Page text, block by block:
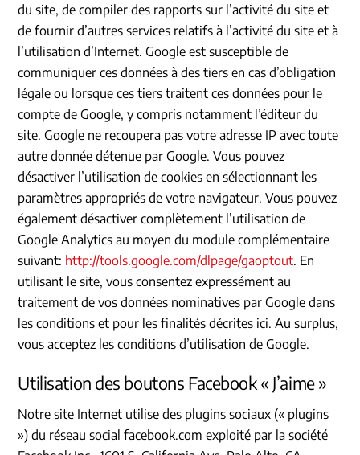
du site, de compiler des rapports sur l’activité du site et
de fournir d’autres services relatifs à l’activité du site et à
l’utilisation d’Internet. Google est susceptible de
communiquer ces données à des tiers en cas d’obligation
légale ou lorsque ces tiers traitent ces données pour le
compte de Google, y compris notamment l’éditeur du
site. Google ne recoupera pas votre adresse IP avec toute
autre donnée détenue par Google. Vous pouvez
désactiver l’utilisation de cookies en sélectionnant les
paramètres appropriés de votre navigateur. Vous pouvez
également désactiver complètement l’utilisation de
Google Analytics au moyen du module complémentaire
suivant: http://tools.google.com/dlpage/gaoptout. En
utilisant le site, vous consentez expressément au
traitement de vos données nominatives par Google dans
les conditions et pour les finalités décrites ici. Au surplus,
vous acceptez les conditions d’utilisation de Google.
Utilisation des boutons Facebook « J’aime »
Notre site Internet utilise des plugins sociaux (« plugins
») du réseau social facebook.com exploité par la société